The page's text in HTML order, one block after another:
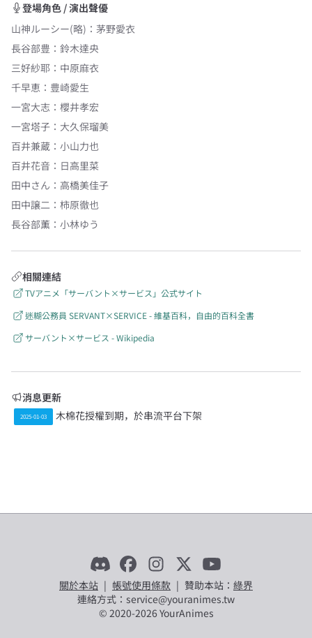
登場角色 / 演出聲優
山神ルーシー(略) ： 茅野愛衣
長谷部豊 ： 鈴木達央
三好紗耶 ： 中原麻衣
千早恵 ： 豊崎愛生
一宮大志 ： 櫻井孝宏
一宮塔子 ： 大久保瑠美
百井兼蔵 ： 小山力也
百井花音 ： 日高里菜
田中さん ： 高橋美佳子
田中譲二 ： 柿原徹也
長谷部薫 ： 小林ゆう
相關連結
TVアニメ「サーバント×サービス」公式サイト
迷糊公務員 SERVANT×SERVICE - 維基百科，自由的百科全書
サーバント×サービス - Wikipedia
消息更新
2025-01-03 木棉花授權到期，於串流平台下架
關於本站 | 帳號使用條款 | 贊助本站： 綠界
連絡方式：service@youranimes.tw
© 2020-2026 YourAnimes